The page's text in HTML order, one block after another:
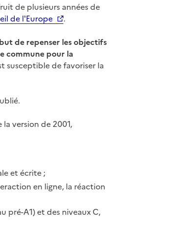
de plusieurs années de
de l'Europe
.
de repenser les objectifs
commune pour la
susceptible de favoriser la
version de 2001,
et écrite ;
en ligne, la réaction
pré-A1) et des niveaux C,